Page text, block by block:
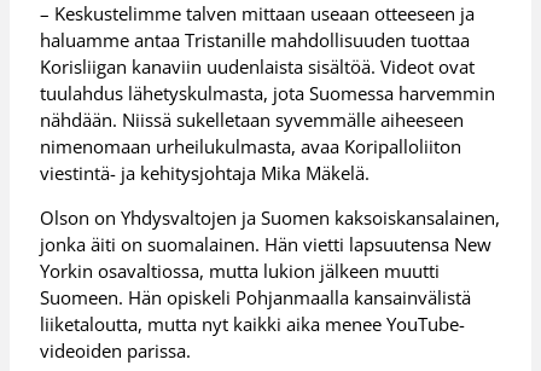
– Keskustelimme talven mittaan useaan otteeseen ja
haluamme antaa Tristanille mahdollisuuden tuottaa
Korisliigan kanaviin uudenlaista sisältöä. Videot ovat
tuulahdus lähetyskulmasta, jota Suomessa harvemmin
nähdään. Niissä sukelletaan syvemmälle aiheeseen
nimenomaan urheilukulmasta, avaa Koripalloliiton
viestintä- ja kehitysjohtaja Mika Mäkelä.
Olson on Yhdysvaltojen ja Suomen kaksoiskansalainen,
jonka äiti on suomalainen. Hän vietti lapsuutensa New
Yorkin osavaltiossa, mutta lukion jälkeen muutti
Suomeen. Hän opiskeli Pohjanmaalla kansainvälistä
liiketaloutta, mutta nyt kaikki aika menee YouTube-
videoiden parissa.